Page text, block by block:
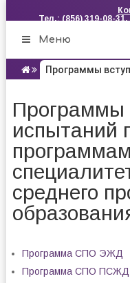
Тел.: (856) 319-08-
Меню
Программы
Программы
испытаний
среднего
Программа СПО ЭЖД
Программа СПО ПСЖД